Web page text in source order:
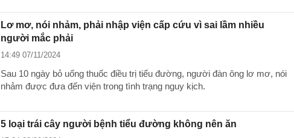
Lơ mơ, nói nhảm, phải nhập viện cấp cứu vì sai lầm nhiều
người mắc phải
14:49 07/11/2024
Sau 10 ngày bỏ uống thuốc điều trị tiểu đường, người đàn ông lơ mơ, nói
nhảm được đưa đến viện trong tình trạng nguy kịch.
5 loại trái cây người bệnh tiểu đường không nên ăn